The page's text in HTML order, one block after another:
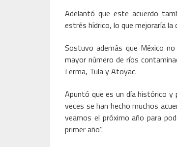
Adelantó que este acuerdo
estrés hídrico, lo que mejoraría
Sostuvo además que México
mayor número de ríos
Lerma, Tula y Atoyac.
Apuntó que es un día histórico y
veces se han hecho muchos
veamos el próximo año para
primer año”.